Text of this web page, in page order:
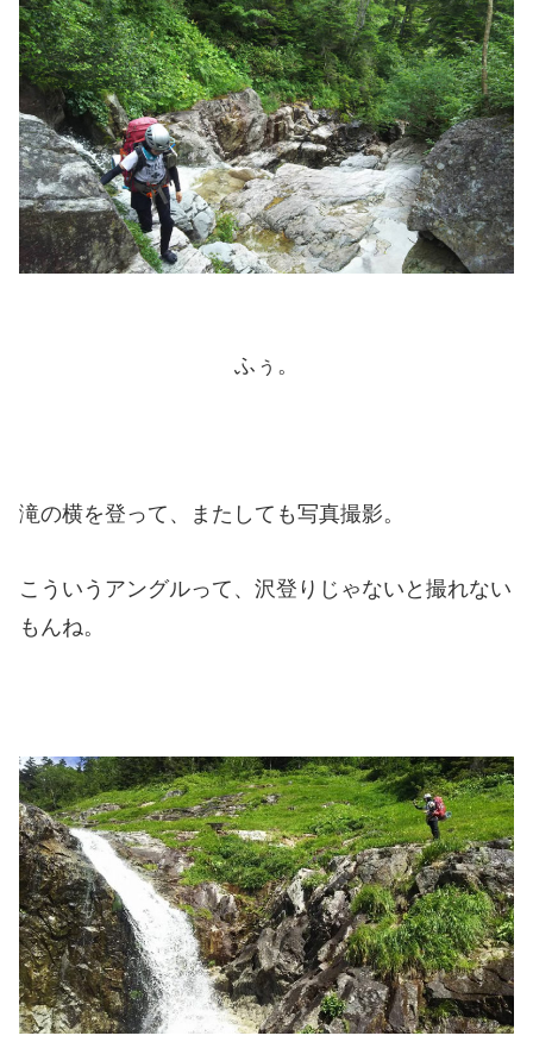
ふぅ。
滝の横を登って、またしても写真撮影。
こういうアングルって、沢登りじゃないと撮れない
もんね。